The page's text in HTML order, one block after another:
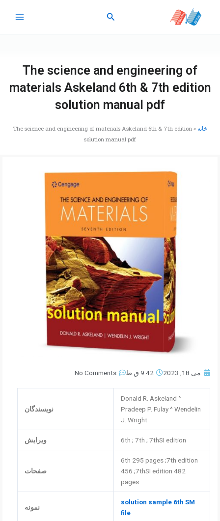
جستجو
The science and engineering of
materials Askeland 6th & 7th edition
solution manual pdf
خانه »
The science and engineering of materials Askeland 6th & 7th edition
solution manual pdf
می 18, 2023 9:42 ق.ظ No Comments
Donald R. Askeland ^
Pradeep P. Fulay ^ Wendelin
J. Wright
نویسندگان
6th ; 7th ; 7thSI edition ویرایش
6th 295 pages ;7th edition
456 ;7thSI edition 482
pages
صفحات
solution sample 6th SM
file
نمونه